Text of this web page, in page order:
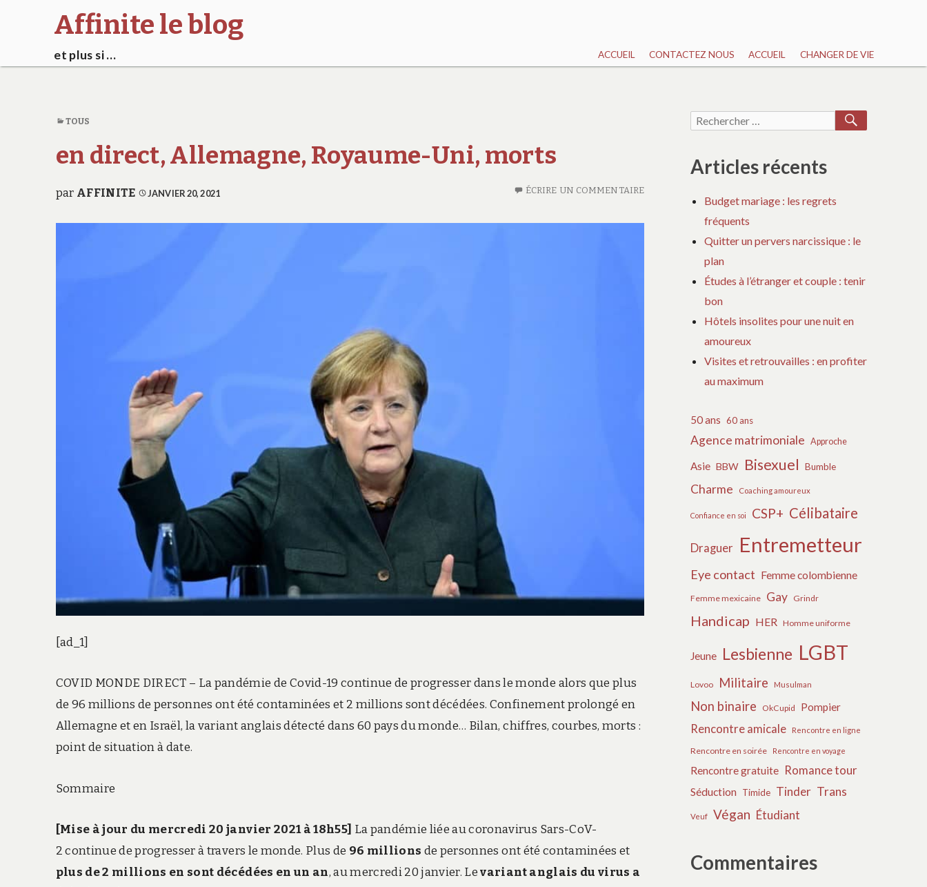
Affinite le blog
et plus si … ACCUEIL CONTACTEZ NOUS ACCUEIL CHANGER DE VIE
TOUS
en direct, Allemagne, Royaume-Uni, morts
par AFFINITE JANVIER 20, 2021 ÉCRIRE UN COMMENTAIRE
[ad_1]
COVID MONDE DIRECT – La pandémie de Covid-19 continue de progresser dans le monde alors que plus
de 96 millions de personnes ont été contaminées et 2 millions sont décédées. Confinement prolongé en
Allemagne et en Israël, la variant anglais détecté dans 60 pays du monde… Bilan, chiffres, courbes, morts :
point de situation à date.
Sommaire
[Mise à jour du mercredi 20 janvier 2021 à 18h55] La pandémie liée au coronavirus Sars-CoV-
2 continue de progresser à travers le monde. Plus de 96 millions de personnes ont été contaminées et
plus de 2 millions en sont décédées en un an, au mercredi 20 janvier. Levariant anglais du virus a
Recherche
Articles récents
Budget mariage : les regrets
fréquents
Quitter un pervers narcissique : le
plan
Études à l’étranger et couple : tenir
bon
Hôtels insolites pour une nuit en
amoureux
Visites et retrouvailles : en profiter
au maximum
50 ans 60 ans
Agence matrimoniale Approche
Asie BBW Bisexuel Bumble
Charme Coaching amoureux
Confiance en soi CSP+ Célibataire
Draguer Entremetteur
Eye contact Femme colombienne
Femme mexicaine Gay Grindr
Handicap HER Homme uniforme
Jeune Lesbienne LGBT
Lovoo Militaire Musulman
Non binaire OkCupid Pompier
Rencontre amicale Rencontre en ligne
Rencontre en soirée Rencontre en voyage
Rencontre gratuite Romance tour
Séduction Timide Tinder Trans
Veuf Végan Étudiant
Commentaires